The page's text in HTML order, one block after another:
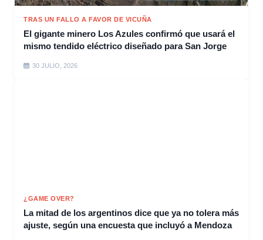
TRAS UN FALLO A FAVOR DE VICUÑA
El gigante minero Los Azules confirmó que usará el
mismo tendido eléctrico diseñado para San Jorge
30 JULIO, 2026
¿GAME OVER?
La mitad de los argentinos dice que ya no tolera más
ajuste, según una encuesta que incluyó a Mendoza